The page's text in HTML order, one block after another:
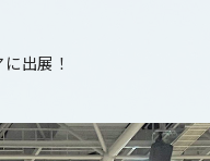
出展！